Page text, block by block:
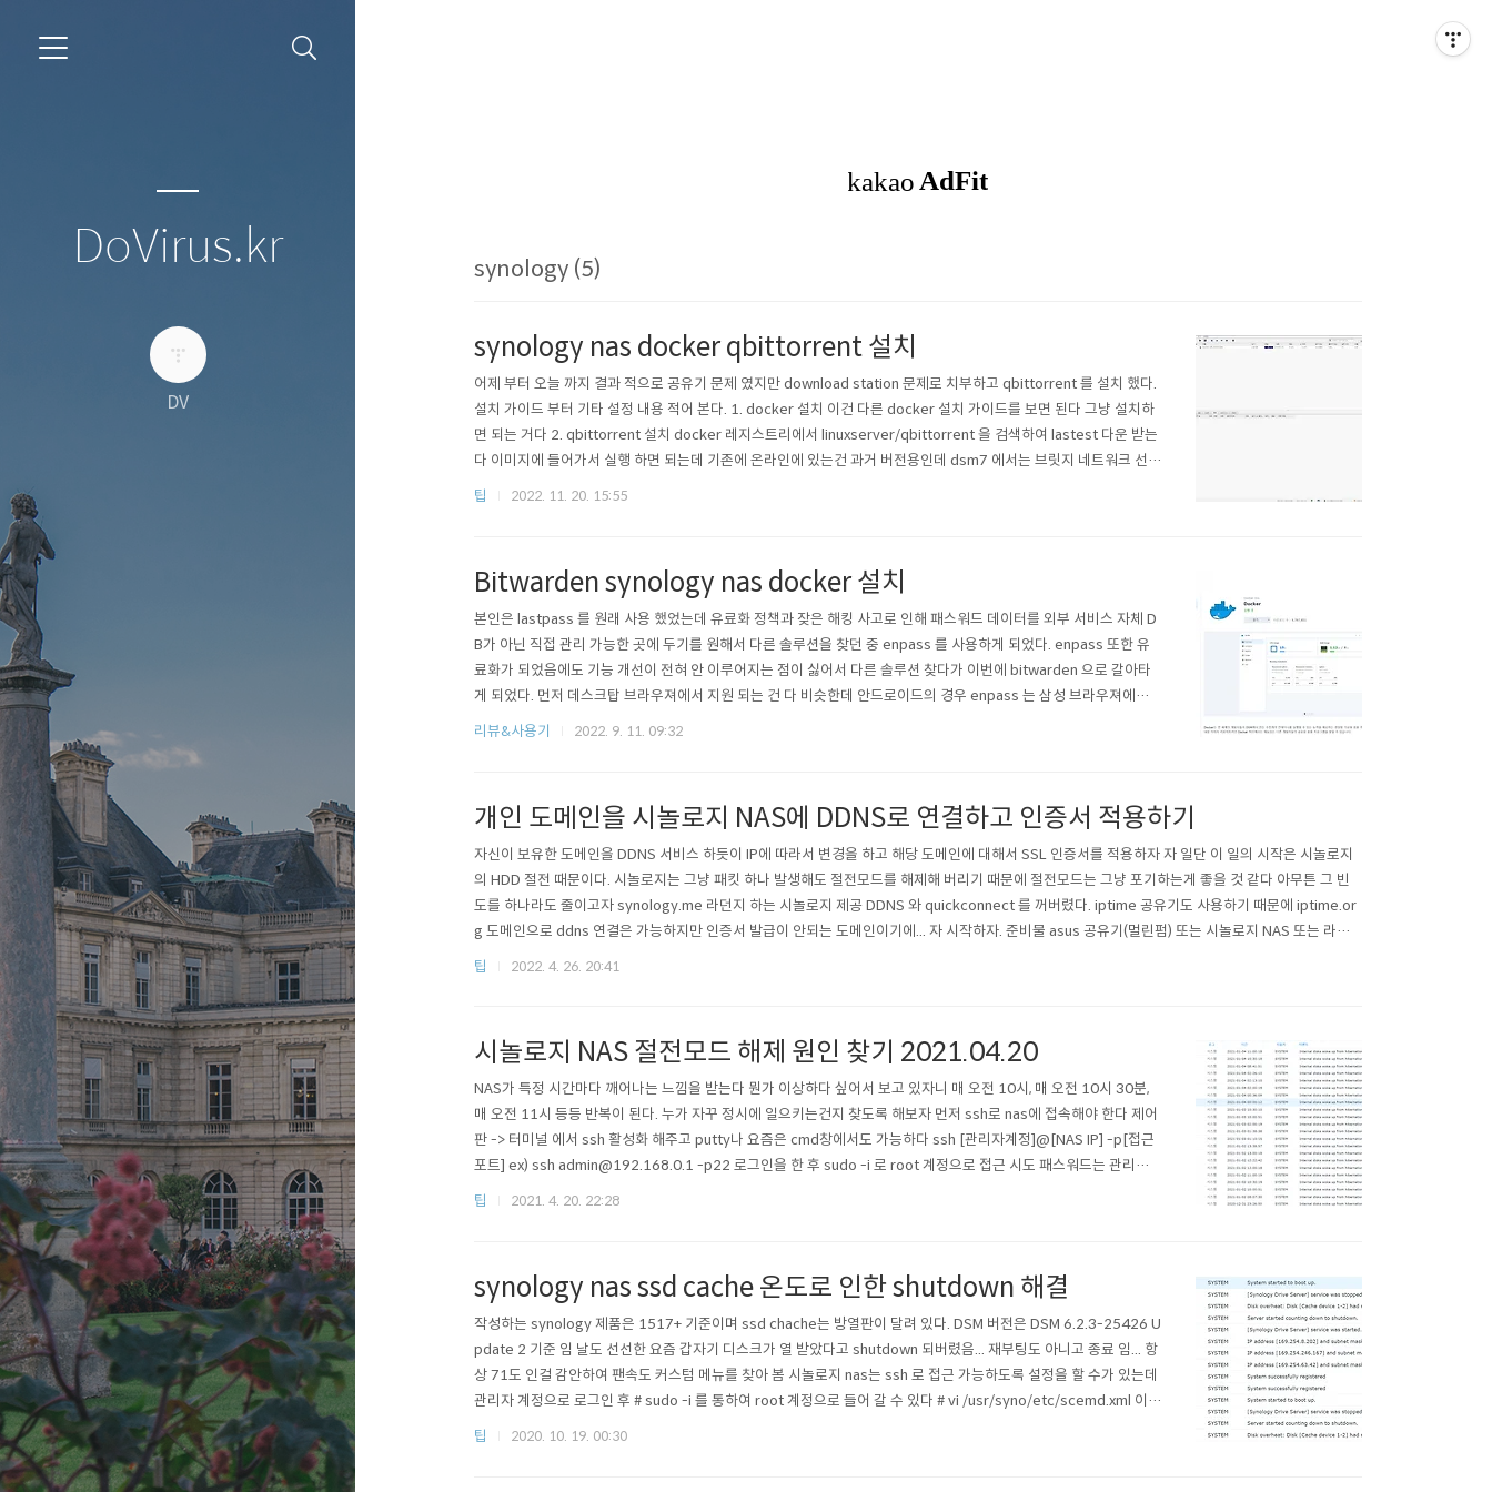
DoVirus.kr
DV
synology (5)
synology nas docker qbittorrent 설치
어제 부터 오늘 까지 결과 적으로 공유기 문제 였지만 download station 문제로 치부하고 qbittorrent 를 설치 했다.
설치 가이드 부터 기타 설정 내용 적어 본다. 1. docker 설치 이건 다른 docker 설치 가이드를 보면 된다 그냥 설치하
면 되는 거다 2. qbittorrent 설치 docker 레지스트리에서 linuxserver/qbittorrent 을 검색하여 lastest 다운 받는
다 이미지에 들어가서 실행 하면 되는데 기존에 온라인에 있는건 과거 버전용인데 dsm7 에서는 브릿지 네트워크 선
택, 포트 설정, 볼륨 설정 만 해 주면 된다. 포트설정 TCP, UDP 6881 이 기본값이고 GUI 접속을 위한 8080 포트 이렇
팁 2022. 11. 20. 15:55
Bitwarden synology nas docker 설치
본인은 lastpass 를 원래 사용 했었는데 유료화 정책과 잦은 해킹 사고로 인해 패스워드 데이터를 외부 서비스 자체 D
B가 아닌 직접 관리 가능한 곳에 두기를 원해서 다른 솔루션을 찾던 중 enpass 를 사용하게 되었다. enpass 또한 유
료화가 되었음에도 기능 개선이 전혀 안 이루어지는 점이 싫어서 다른 솔루션 찾다가 이번에 bitwarden 으로 갈아타
게 되었다. 먼저 데스크탑 브라우져에서 지원 되는 건 다 비슷한데 안드로이드의 경우 enpass 는 삼성 브라우져에서
사용이 안되는데 bitwarden 은 인식이 된다는 점도 메리트가 아닐까 싶다 먼저 이 글에 앞서 시놀로지 나스에는 몇가
리뷰&사용기 2022. 9. 11. 09:32
개인 도메인을 시놀로지 NAS에 DDNS로 연결하고 인증서 적용하기
자신이 보유한 도메인을 DDNS 서비스 하듯이 IP에 따라서 변경을 하고 해당 도메인에 대해서 SSL 인증서를 적용하자 자 일단 이 일의 시작은 시놀로지
의 HDD 절전 때문이다. 시놀로지는 그냥 패킷 하나 발생해도 절전모드를 해제해 버리기 때문에 절전모드는 그냥 포기하는게 좋을 것 같다 아무튼 그 빈
도를 하나라도 줄이고자 synology.me 라던지 하는 시놀로지 제공 DDNS 와 quickconnect 를 꺼버렸다. iptime 공유기도 사용하기 때문에 iptime.or
g 도메인으로 ddns 연결은 가능하지만 인증서 발급이 안되는 도메인이기에... 자 시작하자. 준비물 asus 공유기(멀린펌) 또는 시놀로지 NAS 또는 라즈
베리파이 등등 리눅스 서버 가. 개인 도메인을 DDNS로 연결하기 참고 seol..
팁 2022. 4. 26. 20:41
시놀로지 NAS 절전모드 해제 원인 찾기 2021.04.20
NAS가 특정 시간마다 깨어나는 느낌을 받는다 뭔가 이상하다 싶어서 보고 있자니 매 오전 10시, 매 오전 10시 30분,
매 오전 11시 등등 반복이 된다. 누가 자꾸 정시에 일으키는건지 찾도록 해보자 먼저 ssh로 nas에 접속해야 한다 제어
판 -> 터미널 에서 ssh 활성화 해주고 putty나 요즘은 cmd창에서도 가능하다 ssh [관리자계정]@[NAS IP] -p[접근
포트] ex) ssh admin@192.168.0.1 -p22 로그인을 한 후 sudo -i 로 root 계정으로 접근 시도 패스워드는 관리자계
정 패스워드와 동일하다 cat /etc/crontab crontab은 linux 상에서 스케쥴을 걸어주는 놈이라고 생각하면 된다. 첫번
팁 2021. 4. 20. 22:28
synology nas ssd cache 온도로 인한 shutdown 해결
작성하는 synology 제품은 1517+ 기준이며 ssd chache는 방열판이 달려 있다. DSM 버전은 DSM 6.2.3-25426 U
pdate 2 기준 임 날도 선선한 요즘 갑자기 디스크가 열 받았다고 shutdown 되버렸음... 재부팅도 아니고 종료 임... 항
상 71도 인걸 감안하여 팬속도 커스텀 메뉴를 찾아 봄 시놀로지 nas는 ssh 로 접근 가능하도록 설정을 할 수가 있는데
관리자 계정으로 로그인 후 # sudo -i 를 통하여 root 계정으로 들어 갈 수 있다 # vi /usr/syno/etc/scemd.xml 이와
같이 파일을 vi로 열어 보면 이와 같이 되어 있는데 xml 이다보니 생각보다 직관적으로 알아 볼 수 있게 적혀 있다. 빨간
팁 2020. 10. 19. 00:30